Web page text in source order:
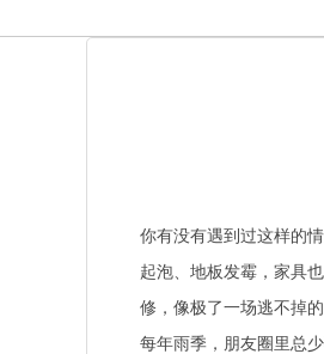
你有没有遇到过这样的
起泡、地板发霉，家具
修，像极了一场逃不掉的
每年雨季，朋友圈里总